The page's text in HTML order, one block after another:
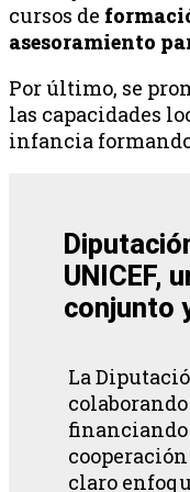
cursos de
asesoramiento
Por último, se
las capacidades
infancia formando
UNICEF,
conjunto
La
colaborando
financiando
claro